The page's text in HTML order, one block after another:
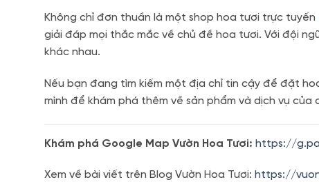
Không chỉ đơn thuần là một shop hoa tươi trực tuyến
giải đáp mọi thắc mắc về chủ đề hoa tươi. Với đội
khác nhau.
Nếu bạn đang tìm kiếm một địa chỉ tin cậy để đặt
mình để khám phá thêm về sản phẩm và dịch vụ
Khám phá Google Map Vườn Hoa Tươi: https://
Xem về bài viết trên Blog Vườn Hoa Tươi: https://